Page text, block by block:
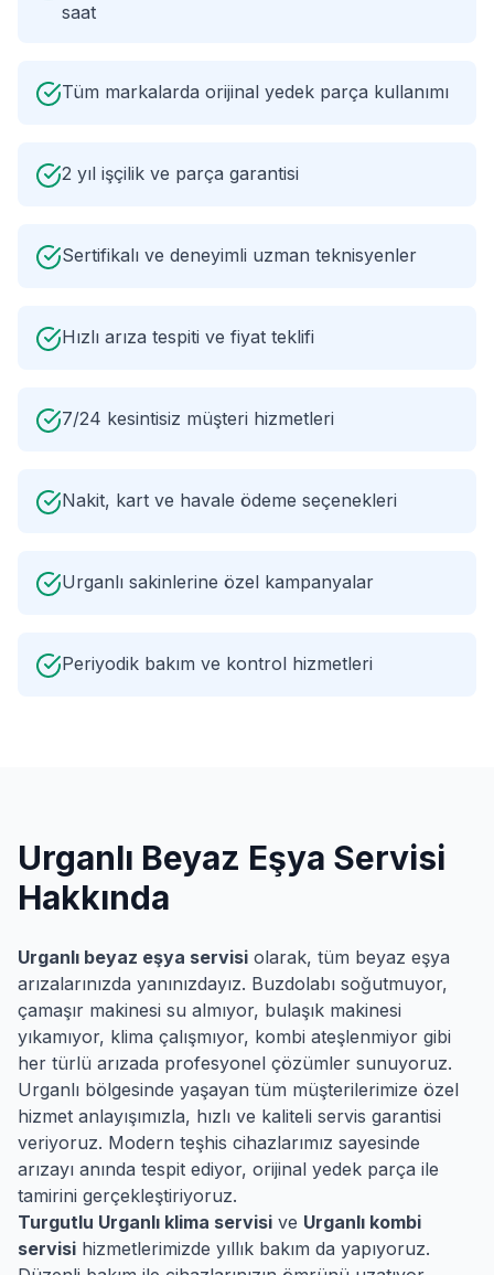
saat
Tüm markalarda orijinal yedek parça kullanımı
2 yıl işçilik ve parça garantisi
Sertifikalı ve deneyimli uzman teknisyenler
Hızlı arıza tespiti ve fiyat teklifi
7/24 kesintisiz müşteri hizmetleri
Nakit, kart ve havale ödeme seçenekleri
Urganlı sakinlerine özel kampanyalar
Periyodik bakım ve kontrol hizmetleri
Urganlı Beyaz Eşya Servisi
Hakkında
Urganlı beyaz eşya servisi olarak, tüm beyaz eşya
arızalarınızda yanınızdayız. Buzdolabı soğutmuyor,
çamaşır makinesi su almıyor, bulaşık makinesi
yıkamıyor, klima çalışmıyor, kombi ateşlenmiyor gibi
her türlü arızada profesyonel çözümler sunuyoruz.
Urganlı bölgesinde yaşayan tüm müşterilerimize özel
hizmet anlayışımızla, hızlı ve kaliteli servis garantisi
veriyoruz. Modern teşhis cihazlarımız sayesinde
arızayı anında tespit ediyor, orijinal yedek parça ile
tamirini gerçekleştiriyoruz.
Turgutlu Urganlı klima servisi ve Urganlı kombi
servisi hizmetlerimizde yıllık bakım da yapıyoruz.